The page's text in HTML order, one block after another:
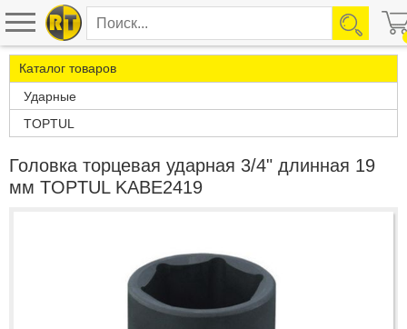
Каталог товаров
Ударные
TOPTUL
Головка торцевая ударная 3/4" длинная 19
мм TOPTUL KABE2419